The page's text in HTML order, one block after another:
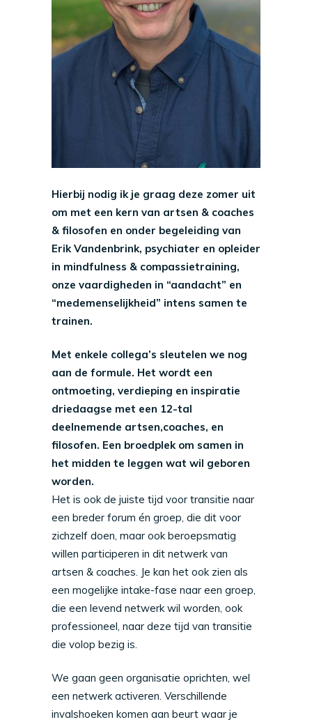
Hierbij nodig ik je graag deze zomer uit
om met een kern van artsen & coaches
& filosofen en onder begeleiding van
Erik Vandenbrink, psychiater en opleider
in mindfulness & compassietraining,
onze vaardigheden in “aandacht” en
“medemenselijkheid” intens samen te
trainen.
Met enkele collega’s sleutelen we nog
aan de formule. Het wordt een
ontmoeting, verdieping en inspiratie
driedaagse met een 12-tal
deelnemende artsen,coaches, en
filosofen. Een broedplek om samen in
het midden te leggen wat wil geboren
worden.
Het is ook de juiste tijd voor transitie naar
een breder forum én groep, die dit voor
zichzelf doen, maar ook beroepsmatig
willen participeren in dit netwerk van
artsen & coaches. Je kan het ook zien als
een mogelijke intake-fase naar een groep,
die een levend netwerk wil worden, ook
professioneel, naar deze tijd van transitie
die volop bezig is.
We gaan geen organisatie oprichten, wel
een netwerk activeren. Verschillende
invalshoeken komen aan beurt waar je